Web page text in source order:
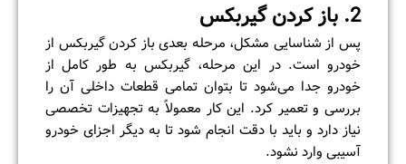
2. باز کردن گیربکس
پس از شناسایی مشکل، مرحله بعدی باز کردن گیربکس از
خودرو است. در این مرحله، گیربکس به طور کامل از
خودرو جدا می‌شود تا بتوان تمامی قطعات داخلی آن را
بررسی و تعمیر کرد. این کار معمولاً به تجهیزات تخصصی
نیاز دارد و باید با دقت انجام شود تا به دیگر اجزای خودرو
آسیبی وارد نشود.